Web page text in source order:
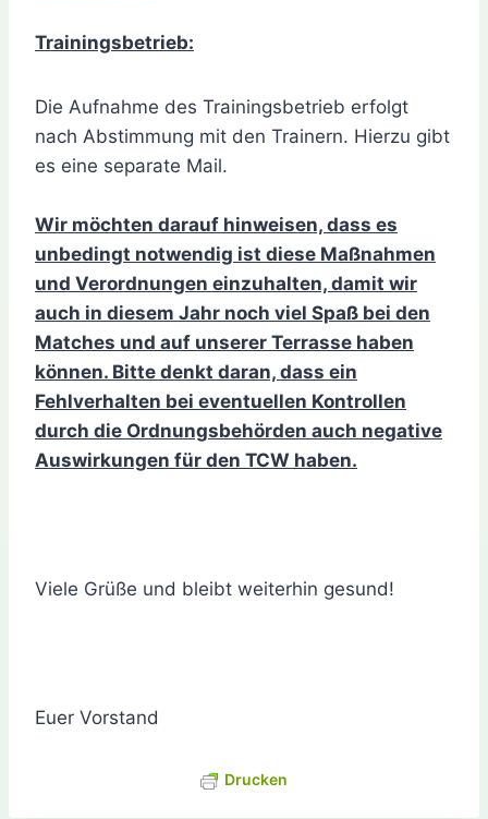
Trainingsbetrieb:
Die Aufnahme des Trainingsbetrieb erfolgt
nach Abstimmung mit den Trainern. Hierzu gibt
es eine separate Mail.
Wir möchten darauf hinweisen, dass es
unbedingt notwendig ist diese Maßnahmen
und Verordnungen einzuhalten, damit wir
auch in diesem Jahr noch viel Spaß bei den
Matches und auf unserer Terrasse haben
können. Bitte denkt daran, dass ein
Fehlverhalten bei eventuellen Kontrollen
durch die Ordnungsbehörden auch negative
Auswirkungen für den TCW haben.
Viele Grüße und bleibt weiterhin gesund!
Euer Vorstand
Drucken